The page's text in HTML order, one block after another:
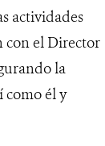
actividades
con el Director
la
como él y